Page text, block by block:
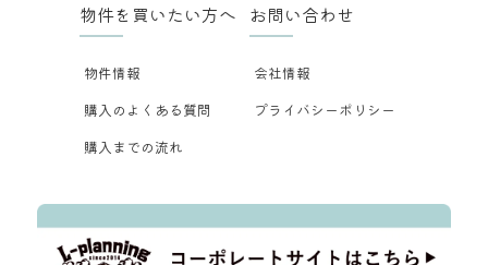
物件を買いたい方へ
物件情報
購入のよくある質問
購入までの流れ
お問い合わせ
会社情報
プライバシーポリシー